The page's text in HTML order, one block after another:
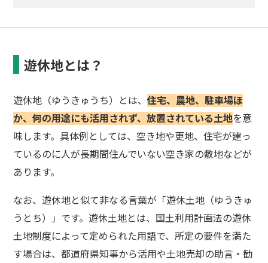
遊休地とは？
遊休地（ゆうきゅうち）とは、住宅、農地、駐車場ほ
か、何の用途にも活用されず、放置されている土地を意
味します。具体例としては、空き地や更地、住宅が建っ
ているのに人が長期間住んでいない空き家の敷地などが
あります。
なお、遊休地と似て非なる言葉が「遊休土地（ゆうきゅ
うとち）」です。遊休土地とは、国土利用計画法の遊休
土地制度によって定められた用語で、所定の要件を満た
す場合は、都道府県知事から活用や土地売却の助言・勧